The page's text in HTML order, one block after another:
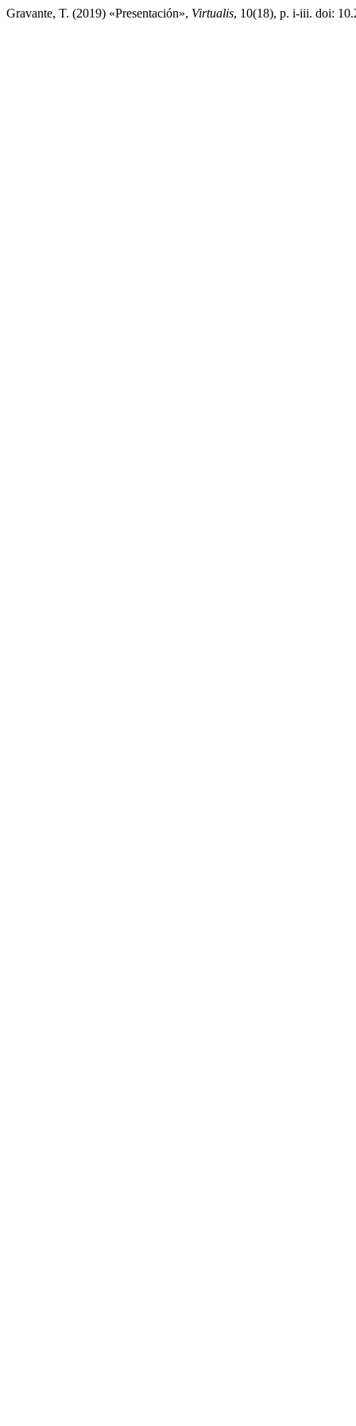
Gravante, T. (2019) «Presentación», Virtualis, 10(18), p. i-iii. doi: